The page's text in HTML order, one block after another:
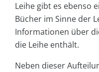
Leihe gibt es ebenso
Bücher im Sinne der
Informationen über
die Leihe enthält.
Neben dieser